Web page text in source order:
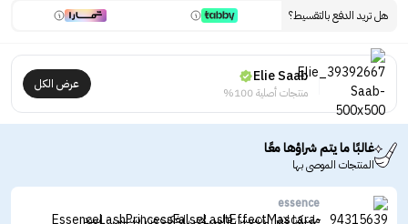
هل تريد الدفع بالتقسيط؟
Elie Saab
منتجات أصلية 100%
عرض الكل
غالبًا ما يتم شراؤها معًا
المنتجات الموصى بها
essence
ماسكرا لاش برينسس فالس لاش ايفكت من ايسنس - اسود